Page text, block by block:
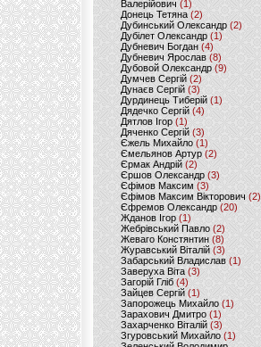
Валерійович (1)
Донець Тетяна (2)
Дубинський Олександр(2)
Дубілет Олександр (1)
Дубневич Богдан (4)
Дубневич Ярослав (8)
Дубовой Олександр(9)
Думчев Сергій (2)
Дунаєв Сергій(3)
Дурдинець Тиберій (1)
Дядечко Сергій (4)
Дятлов Ігор (1)
Дяченко Сергій (3)
Єжель Михайло (1)
Ємельянов Артур (2)
Єрмак Андрій (2)
Єршов Олександр (3)
Єфімов Максим (3)
Єфімов Максим Вікторович (2)
Єфремов Олександр (20)
Жданов Ігор (1)
Жебрівський Павло (2)
Жеваго Констянтин (8)
Журавський Віталій (3)
Забарський Владислав (1)
Заверуха Віта (3)
Загорій Гліб (4)
Зайцев Сергій(1)
Запорожець Михайло (1)
Зарахович Дмитро (1)
Захарченко Віталій (3)
Згуровський Михайло (1)